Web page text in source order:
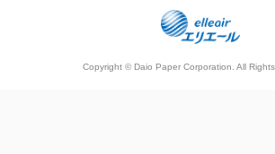
Copyright © Daio Paper Corporation. All Rights